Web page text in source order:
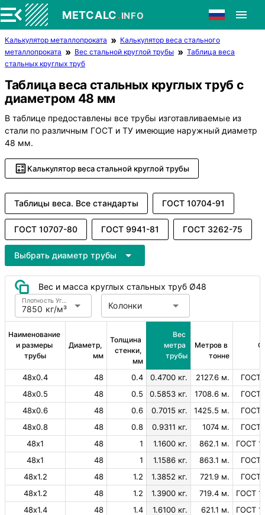
METCALC.INFO
Калькулятор металлопроката
Калькулятор веса стального
металлопроката
Вес стальной круглой трубы
Таблица веса
стальных круглых труб
Таблица веса стальных круглых труб с
диаметром 48 мм
В таблице предоставлены все трубы изготавливаемые из
стали по различным ГОСТ и ТУ имеющие наружный диаметр
48 мм.
Калькулятор веса стальной круглой трубы
Таблицы веса. Все стандарты ГОСТ 10704-91
ГОСТ 10707-80 ГОСТ 9941-81 ГОСТ 3262-75
Выбрать диаметр трубы
Вес и масса круглых стальных труб Ø48
7850 кг/м³
Плотность Углеродистая сталь Колонки
Наименование
и размеры
трубы
Диаметр,
мм
Толщина
стенки,
мм
Вес
метра
трубы
Метров в
тонне
48х0.4 48 0.4 0.4700 кг. 2127.6 м.
ГОСТ
48х0.5
48 0.5 0.5853 кг. 1708.6 м.
ГОСТ
48х0.6
48 0.6 0.7015 кг. 1425.5 м.
ГОСТ
48х0.8
48 0.8 0.9311 кг. 1074 м.
ГОСТ
48х1
48 1 1.1600 кг. 862.1 м.
ГОСТ
48х1
48 1 1.1586 кг. 863.1 м.
ГОСТ
48х1.2
48 1.2 1.3852 кг. 721.9 м.
ГОСТ
48х1.2
48 1.2 1.3900 кг. 719.4 м.
ГОСТ
48х1.4
48 1.4 1.6100 кг. 621.1 м.
ГОСТ